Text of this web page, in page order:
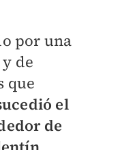
por una
de
que
el
de